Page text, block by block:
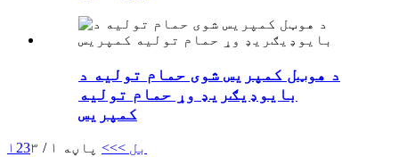
د هوټل کمپریس شوی حمام تولیه د
بایوډیګریډ وړ حمام تولیه
کمپریس
۱ 23 بل >>> پاڼه ۱ / ۳